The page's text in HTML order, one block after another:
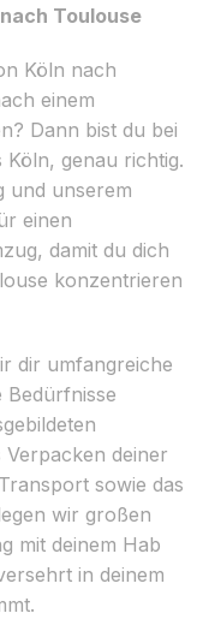
Toulouse
Köln nach
einem
Dann bist du bei
genau richtig.
und unserem
einen
damit du dich
konzentrieren
dir umfangreiche
Bedürfnisse
deiner
sowie das
wir großen
mit deinem Hab
in deinem